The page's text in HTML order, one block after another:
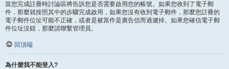
當您完成註冊時討論區將告訴您是否需要啟用您的帳號。如果您收到了電子郵
件，那麼就按照其中的步驟完成啟用，如果您沒有收到電子郵件，那麼您註冊的
電子郵件位址可能不正確，或者是被當作是廣告信而過濾掉。如果您確信電子郵
件位址沒錯，那麼請聯繫管理員。
回頂端
為什麼我不能登入?